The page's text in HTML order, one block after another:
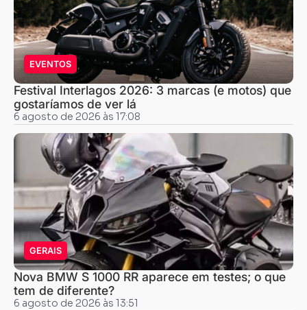
EVENTOS
Festival Interlagos 2026: 3 marcas (e motos) que
gostaríamos de ver lá
6 agosto de 2026 às 17:08
GERAIS
Nova BMW S 1000 RR aparece em testes; o que
tem de diferente?
6 agosto de 2026 às 13:51